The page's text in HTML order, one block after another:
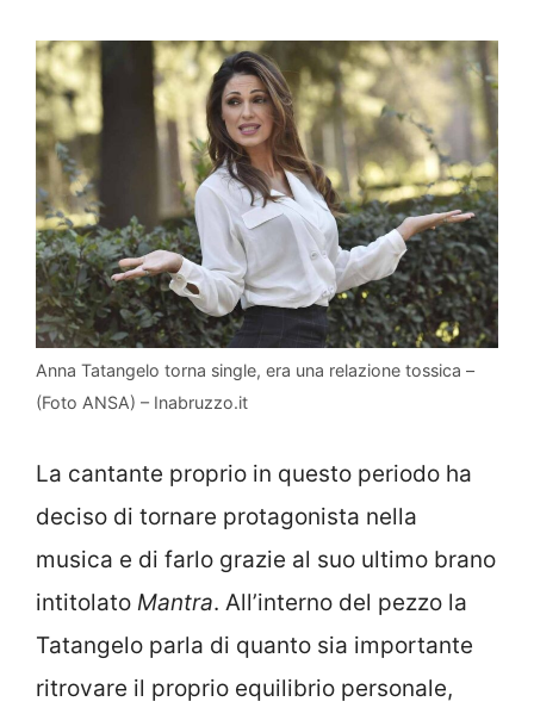
Anna Tatangelo torna single, era una relazione tossica –
(Foto ANSA) – Inabruzzo.it
La cantante proprio in questo periodo ha
deciso di tornare protagonista nella
musica e di farlo grazie al suo ultimo brano
intitolato Mantra. All’interno del pezzo la
Tatangelo parla di quanto sia importante
ritrovare il proprio equilibrio personale,